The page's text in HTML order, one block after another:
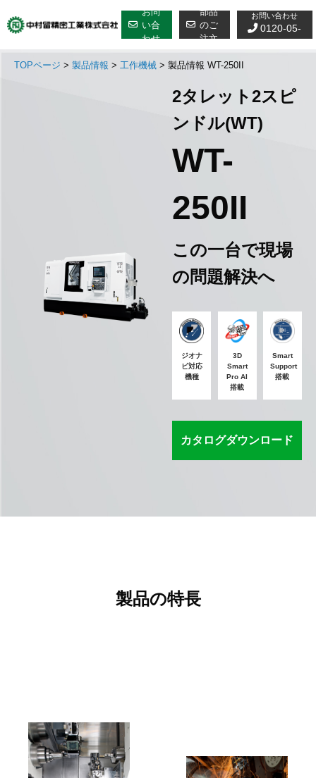
to
お問
い合
わせ
部品
のご
注文
お問い合わせ
0120-05-
TOPページ > 製品情報 > 工作機械 > 製品情報 WT-250II
2タレット2スピ
ンドル(WT)
WT-
250II
この一台で現場
の問題解決へ
ジオナ
ビ対応
機種
3D
Smart
Pro AI
搭載
Smart
Support
搭載
カタログダウンロード
製品の特長